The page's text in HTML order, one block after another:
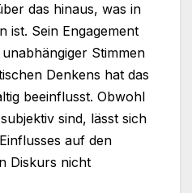
das hinaus, was in
ist. Sein Engagement
Stimmen
Denkens hat das
beeinflusst. Obwohl
sind, lässt sich
auf den
Diskurs nicht